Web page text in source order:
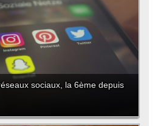
sociaux, la 6ème depuis